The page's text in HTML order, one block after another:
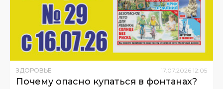
ЗДОРОВЬЕ 17.07.2026 12:05
Почему опасно купаться в фонтанах?